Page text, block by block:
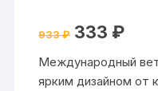
на основе
пользовател
ей
933₽ цена
933 ₽.
333 ₽
Международный
ярким дизайном от